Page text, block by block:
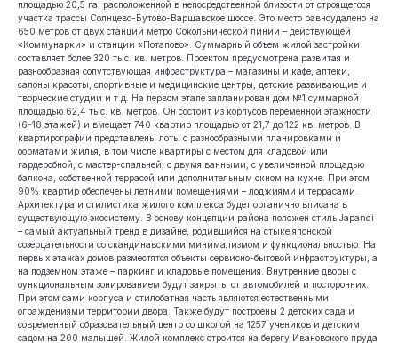
площадью 20,5 га, расположенной в непосредственной близости от строящегося
участка трассы Солнцево-Бутово-Варшавское шоссе. Это место равноудалено на
650 метров от двух станций метро Сокольнической линии – действующей
«Коммунарки» и станции «Потапово». Суммарный объем жилой застройки
составляет более 320 тыс. кв. метров. Проектом предусмотрена развитая и
разнообразная сопутствующая инфраструктура – магазины и кафе, аптеки,
салоны красоты, спортивные и медицинские центры, детские развивающие и
творческие студии и т.д. На первом этапе запланирован дом №1 суммарной
площадью 62,4 тыс. кв. метров. Он состоит из корпусов переменной этажности
(6-18 этажей) и вмещает 740 квартир площадью от 21,7 до 122 кв. метров. В
квартирографии представлены лоты с разнообразными планировками и
форматами жилья, в том числе квартиры с местом для кладовой или
гардеробной, с мастер-спальней, с двумя ванными, с увеличенной площадью
балкона, собственной террасой или дополнительным окном на кухне. При этом
90% квартир обеспечены летними помещениями – лоджиями и террасами.
Архитектура и стилистика жилого комплекса будет органично вписана в
существующую экосистему. В основу концепции района положен стиль Japandi
– самый актуальный тренд в дизайне, родившийся на стыке японской
созерцательности со скандинавскими минимализмом и функциональностью. На
первых этажах домов разместятся объекты сервисно-бытовой инфраструктуры, а
на подземном этаже – паркинг и кладовые помещения. Внутренние дворы с
функциональным зонированием будут закрыты от автомобилей и посторонних.
При этом сами корпуса и стилобатная часть являются естественными
ограждениями территории двора. Также будут построены 2 детских сада и
современный образовательный центр со школой на 1257 учеников и детским
садом на 200 малышей. Жилой комплекс строится на берегу Ивановского пруда